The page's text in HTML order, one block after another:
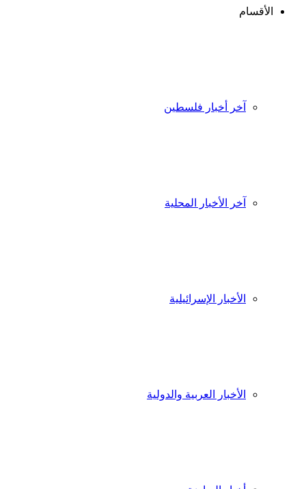
الأقسام
آخر أخبار فلسطين
آخر الأخبار المحلية
الأخبار الإسرائيلية
الأخبار العربية والدولية